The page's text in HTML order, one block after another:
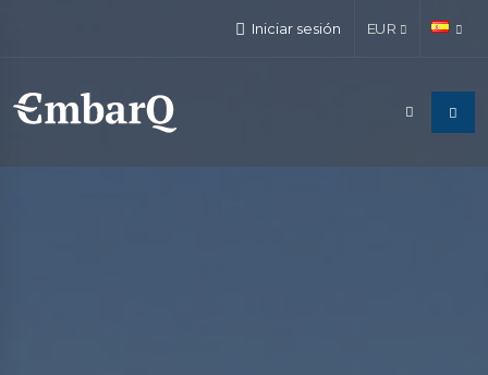
Iniciar sesión EUR